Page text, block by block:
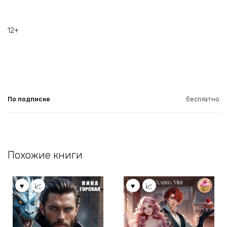
12+
По подписке бесплатно
Похожие книги